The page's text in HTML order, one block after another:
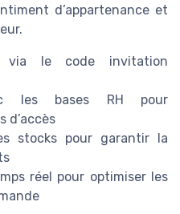
d’appartenance et
via le code invitation
les bases RH pour
d’accès
stocks pour garantir la
réel pour optimiser les